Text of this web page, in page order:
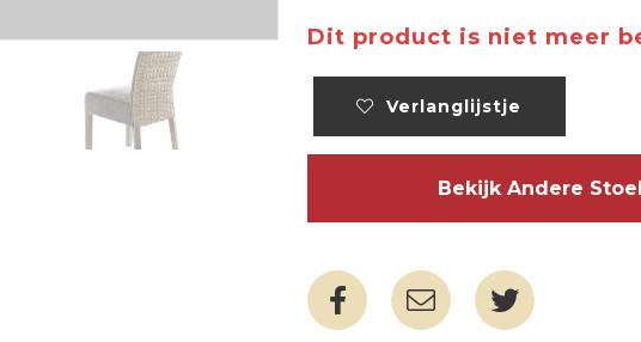
Dit product is niet meer
Verlanglijstje
Bekijk Andere